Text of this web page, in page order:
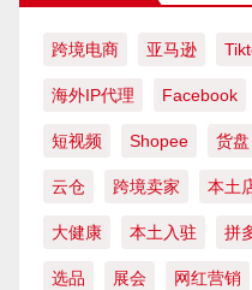
跨境电商 亚马逊
海外IP代理 Facebook
短视频 Shopee 货盘
云仓 跨境卖家 本土
大健康 本土入驻 拼
选品 展会 网红营销